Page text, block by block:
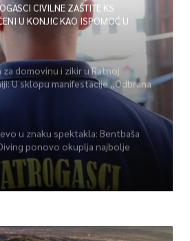
CIVILNE ZAŠTITE KS
U KONJIC KAO ISPOMOĆ U
POŽARA
za domovinu i zikir u Ratnoj
U sklopu manifestacije „Odbrana
– Igman 2026“ odana počast
u znaku spektakla: Bentbaša
ponovo okuplja najbolje
i vrhunsku zabavu